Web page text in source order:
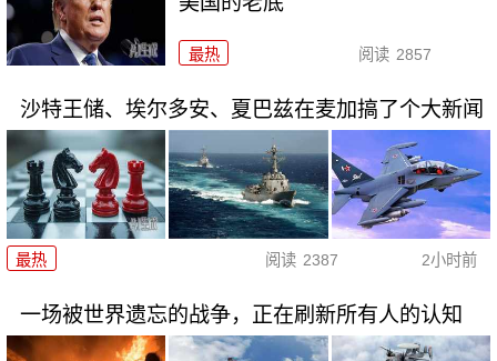
最热 阅读 2857
沙特王储、埃尔多安、夏巴兹在麦加搞了个大新闻
最热 阅读 2387 2小时前
一场被世界遗忘的战争，正在刷新所有人的认知